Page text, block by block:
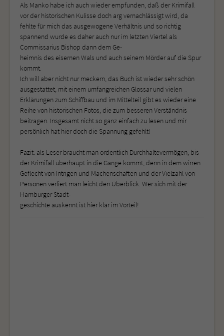
Als Manko habe ich auch wieder empfunden, daß der Krimifall
vor der historischen Kulisse doch arg vernachlässigt wird, da
fehlte für mich das ausgewogene Verhältnis und so richtig
spannend wurde es daher auch nur im letzten Viertel als
Commissarius Bishop dann dem Ge-
heimnis des eisernen Wals und auch seinem Mörder auf die Spur
kommt.
Ich will aber nicht nur meckern, das Buch ist wieder sehr schön
ausgestattet, mit einem umfangreichen Glossar und vielen
Erklärungen zum Schiffbau und im Mittelteil gibt es wieder eine
Reihe von historischen Fotos, die zum besseren Verständnis
beitragen. Insgesamt nicht so ganz einfach zu lesen und mir
persönlich hat hier doch die Spannung gefehlt!
Fazit: als Leser braucht man ordentlich Durchhaltevermögen, bis
der Krimifall überhaupt in die Gänge kommt, denn in dem wirren
Geflecht von Intrigen und Machenschaften und der Vielzahl von
Personen verliert man leicht den Überblick. Wer sich mit der
Hamburger Stadt-
geschichte auskennt ist hier klar im Vorteil!